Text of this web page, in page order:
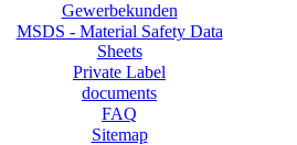
Gewerbekunden
MSDS - Material Safety Data
Sheets
Private Label
documents
FAQ
Sitemap